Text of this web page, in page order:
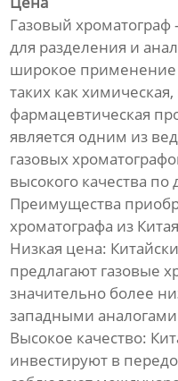
Контакты
Газовый
для разделения и
широкое применение
таких как
фармацевтическая
является одним из
газовых
высокого качества
Преимущества
хроматографа из Китая
Низкая цена:
предлагают газовые
значительно более
западными
Высокое качество:
инвестируют в